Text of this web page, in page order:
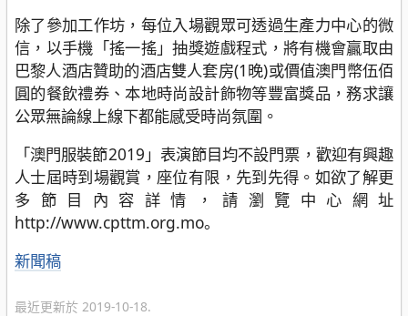
除了參加工作坊，每位入場觀眾可透過生產力中心的微
信，以手機「搖一搖」抽獎遊戲程式，將有機會贏取由
巴黎人酒店贊助的酒店雙人套房(1晚)或價值澳門幣伍佰
圓的餐飲禮券、本地時尚設計飾物等豐富獎品，務求讓
公眾無論線上線下都能感受時尚氛圍。
「澳門服裝節2019」表演節目均不設門票，歡迎有興趣
人士屆時到場觀賞，座位有限，先到先得。如欲了解更
多節目內容詳情，請瀏覽中心網址
http://www.cpttm.org.mo。
分
新聞稿
最近更新於 2019-10-18.